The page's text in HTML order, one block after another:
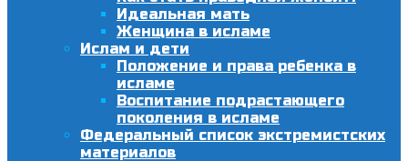
Идеальная мать
Женщина в исламе
Ислам и дети
Положение и права ребенка в
исламе
Воспитание подрастающего
поколения в исламе
Федеральный список экстремистских
материалов